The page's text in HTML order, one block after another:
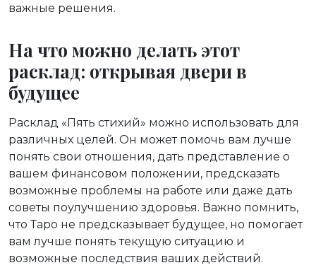
важные решения.
На что можно делать этот
расклад: открывая двери в
будущее
Расклад «Пять стихий» можно использовать для
различных целей. Он может помочь вам лучше
понять свои отношения, дать представление о
вашем финансовом положении, предсказать
возможные проблемы на работе или даже дать
советы поулучшению здоровья. Важно помнить,
что Таро не предсказывает будущее, но помогает
вам лучше понять текущую ситуацию и
возможные последствия ваших действий.